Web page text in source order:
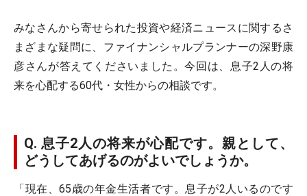
みなさんから寄せられた投資や経済ニュースに関するさ
まざまな疑問に、ファイナンシャルプランナーの深野康
彦さんが答えてくださいました。今回は、息子2人の将
来を心配する60代・女性からの相談です。
Q. 息子2人の将来が心配です。親として、
どうしてあげるのがよいでしょうか。
「現在、65歳の年金生活者です。息子が2人いるのです